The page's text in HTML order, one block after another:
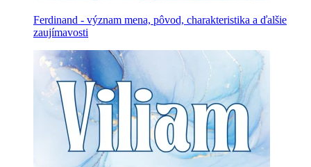
Ferdinand - význam mena, pôvod, charakteristika a ďalšie
zaujímavosti